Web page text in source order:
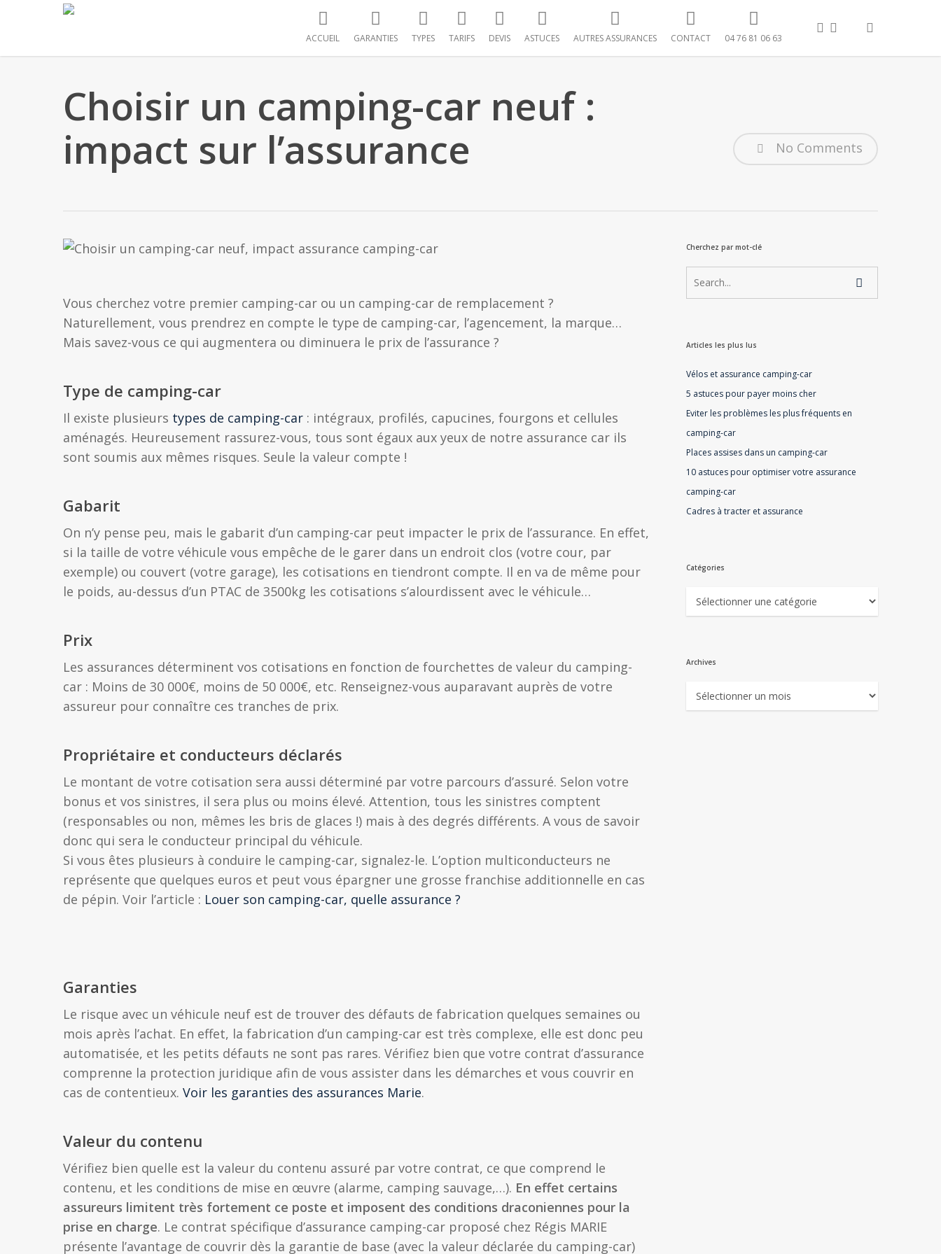
ACCUEIL GARANTIES TYPES TARIFS DEVIS ASTUCES AUTRES ASSURANCES CONTACT 04 76 81 06 63
FACEBOOK
LINKEDIN
Choisir un camping-car neuf :
impact sur l’assurance
No Comments
Vous cherchez votre premier camping-car ou un camping-car de remplacement ?
Naturellement, vous prendrez en compte le type de camping-car, l’agencement, la marque…
Mais savez-vous ce qui augmentera ou diminuera le prix de l’assurance ?
Type de camping-car
Il existe plusieurs types de camping-car : intégraux, profilés, capucines, fourgons et cellules
aménagés. Heureusement rassurez-vous, tous sont égaux aux yeux de notre assurance car ils
sont soumis aux mêmes risques. Seule la valeur compte !
Gabarit
On n’y pense peu, mais le gabarit d’un camping-car peut impacter le prix de l’assurance. En effet,
si la taille de votre véhicule vous empêche de le garer dans un endroit clos (votre cour, par
exemple) ou couvert (votre garage), les cotisations en tiendront compte. Il en va de même pour
le poids, au-dessus d’un PTAC de 3500kg les cotisations s’alourdissent avec le véhicule…
Prix
Les assurances déterminent vos cotisations en fonction de fourchettes de valeur du camping-
car : Moins de 30 000€, moins de 50 000€, etc. Renseignez-vous auparavant auprès de votre
assureur pour connaître ces tranches de prix.
Propriétaire et conducteurs déclarés
Le montant de votre cotisation sera aussi déterminé par votre parcours d’assuré. Selon votre
bonus et vos sinistres, il sera plus ou moins élevé. Attention, tous les sinistres comptent
(responsables ou non, mêmes les bris de glaces !) mais à des degrés différents. A vous de savoir
donc qui sera le conducteur principal du véhicule.
Si vous êtes plusieurs à conduire le camping-car, signalez-le. L’option multiconducteurs ne
représente que quelques euros et peut vous épargner une grosse franchise additionnelle en cas
de pépin. Voir l’article : Louer son camping-car, quelle assurance ?
Garanties
Le risque avec un véhicule neuf est de trouver des défauts de fabrication quelques semaines ou
mois après l’achat. En effet, la fabrication d’un camping-car est très complexe, elle est donc peu
automatisée, et les petits défauts ne sont pas rares. Vérifiez bien que votre contrat d’assurance
comprenne la protection juridique afin de vous assister dans les démarches et vous couvrir en
cas de contentieux. Voir les garanties des assurances Marie.
Valeur du contenu
Vérifiez bien quelle est la valeur du contenu assuré par votre contrat, ce que comprend le
contenu, et les conditions de mise en œuvre (alarme, camping sauvage,…). En effet certains
assureurs limitent très fortement ce poste et imposent des conditions draconiennes pour la
prise en charge. Le contrat spécifique d’assurance camping-car proposé chez Régis MARIE
présente l’avantage de couvrir dès la garantie de base (avec la valeur déclarée du camping-car)
Cherchez par mot-clé
Articles les plus lus
Vélos et assurance camping-car
5 astuces pour payer moins cher
Eviter les problèmes les plus fréquents en
camping-car
Places assises dans un camping-car
10 astuces pour optimiser votre assurance
camping-car
Cadres à tracter et assurance
Catégories
Catégories
Archives
Archives